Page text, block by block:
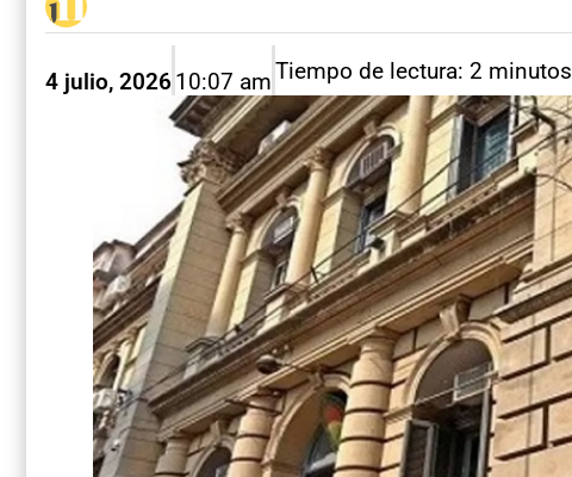
4 julio, 202610:07 amTiempo de lectura: 2 minutos